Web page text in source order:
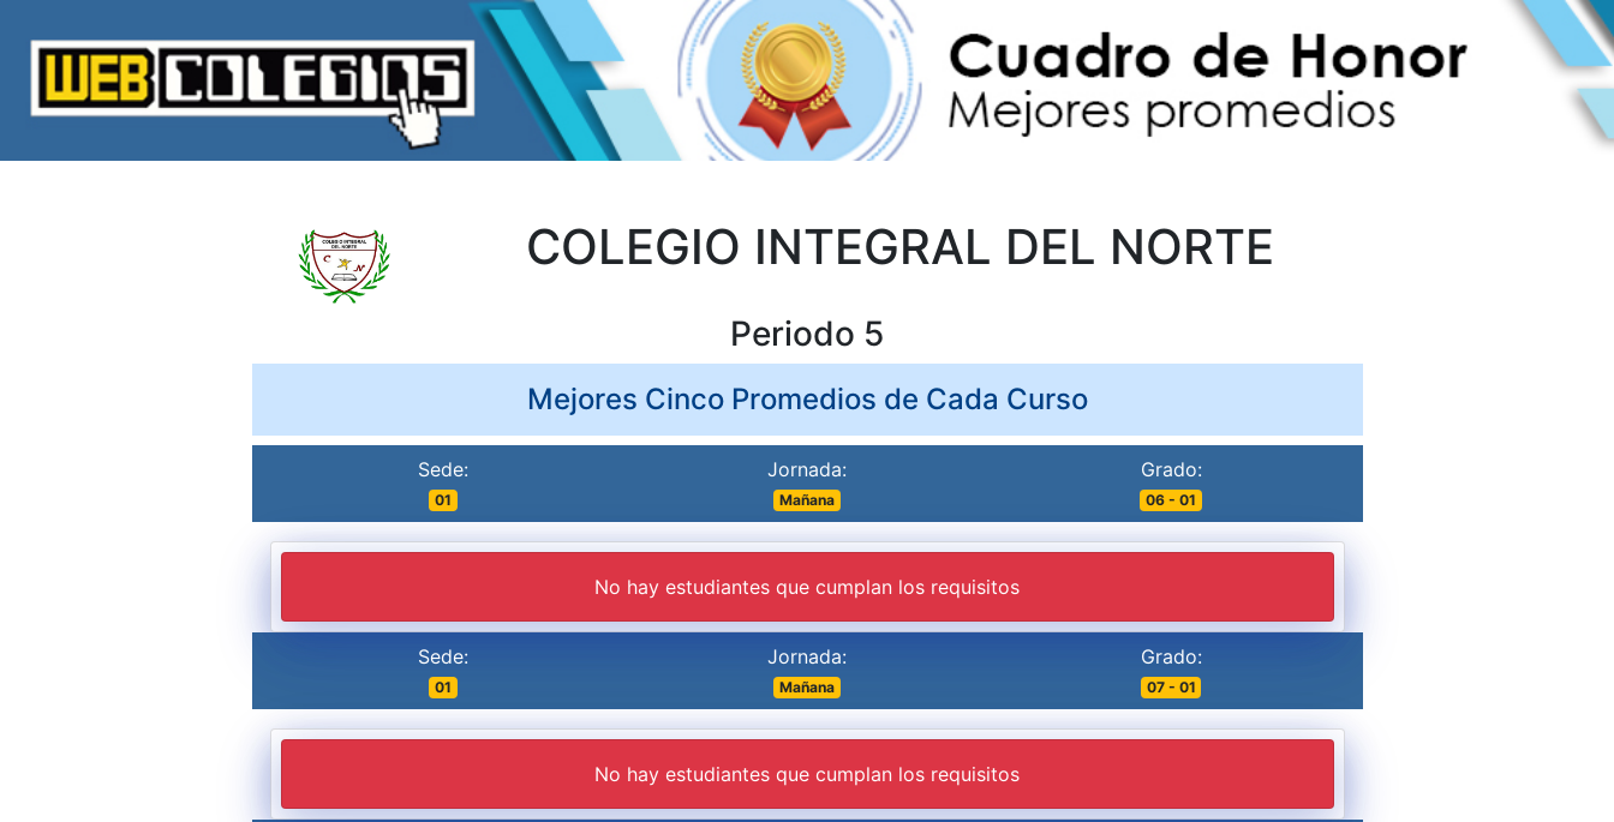
COLEGIO INTEGRAL DEL NORTE
Periodo 5
Mejores Cinco Promedios de Cada Curso
Sede:
01
Jornada:
Mañana
Grado:
06 - 01
No hay estudiantes que cumplan los requisitos
Sede:
01
Jornada:
Mañana
Grado:
07 - 01
No hay estudiantes que cumplan los requisitos